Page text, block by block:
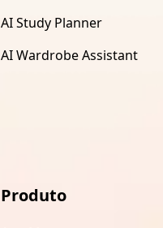
AI Study Planner
AI Wardrobe Assistant
Produto